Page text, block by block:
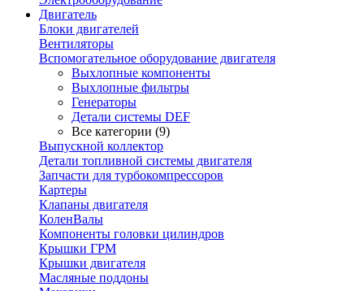
Двигатель
Блоки двигателей
Вентиляторы
Вспомогательное оборудование двигателя
Выхлопные компоненты
Выхлопные фильтры
Генераторы
Детали системы DEF
Все категории (9)
Выпускной коллектор
Детали топливной системы двигателя
Запчасти для турбокомпрессоров
Картеры
Клапаны двигателя
КоленВалы
Компоненты головки цилиндров
Крышки ГРМ
Крышки двигателя
Масляные поддоны